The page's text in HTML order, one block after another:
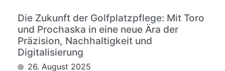
Die Zukunft der Golfplatzpflege: Mit Toro
und Prochaska in eine neue Ära der
Präzision, Nachhaltigkeit und
Digitalisierung
26. August 2025